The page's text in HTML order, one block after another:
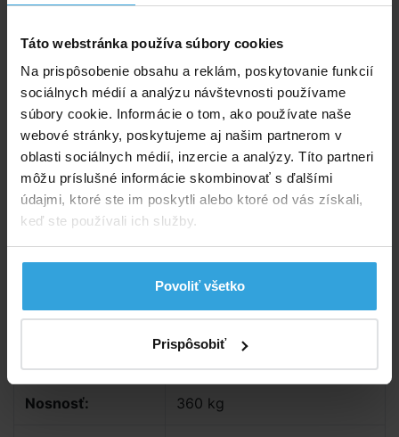
Táto webstránka používa súbory cookies
Na prispôsobenie obsahu a reklám, poskytovanie funkcií
sociálnych médií a analýzu návštevnosti používame
súbory cookie. Informácie o tom, ako používate naše
webové stránky, poskytujeme aj našim partnerom v
oblasti sociálnych médií, inzercie a analýzy. Títo partneri
môžu príslušné informácie skombinovať s ďalšími
údajmi, ktoré ste im poskytli alebo ktoré od vás získali,
keď ste používali ich služby.
Povoliť všetko
Prispôsobiť
Rozmery:295 × 137 × 43 cm.
3 vzduchové komory.
Bostonský ventil pre rýchle vypustenie/na­
pustenie.
Nafukovacia podlaha a sedáky.
Držiaky pádiel a 2 pádla
Držiaky rybárskych prútov, taška na náradie.
Ručná pumpa na nafúknutie člna
Model: Seahawk
Nosnosť: 360 kg